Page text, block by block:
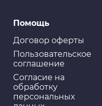
Помощь
Договор оферты
Пользовательское
соглашение
Cогласие на
обработку
персональных